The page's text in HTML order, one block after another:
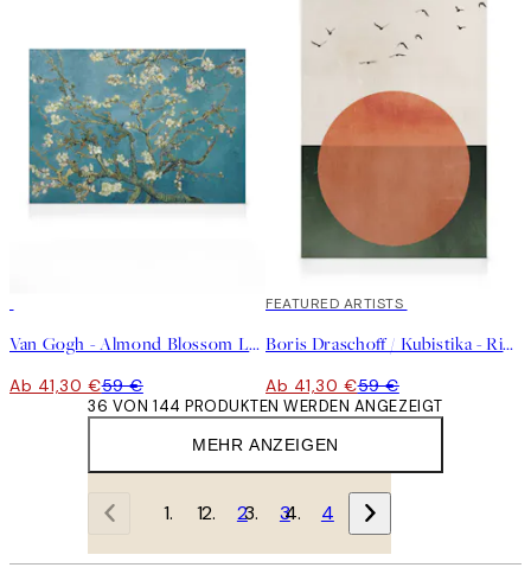
Van Gogh - Almond Blossom Leinwandbild
Ab 41,30 €59 €
30%*
FEATURED ARTISTS
Boris Draschoff / Kubistika - Rising Leinwandbild
Ab 41,30 €59 €
MEHR ANZEIGEN
36 VON 144 PRODUKTEN WERDEN ANGEZEIGT
1 2 3 4